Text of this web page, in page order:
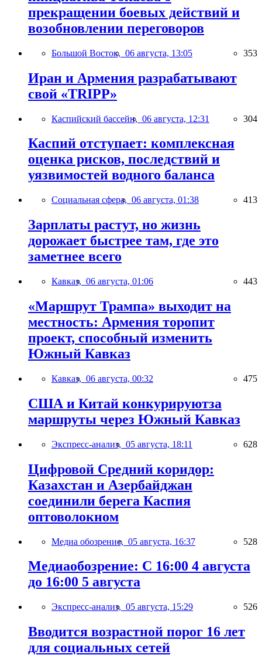
прекращении боевых действий и
возобновлении переговоров
Большой Восток, 06 августа, 13:05 353
Иран и Армения разрабатывают
свой «TRIPP»
Каспийский бассейн, 06 августа, 12:31 304
Каспий отступает: комплексная
оценка рисков, последствий и
уязвимостей водного баланса
Социальная сфера, 06 августа, 01:38 413
Зарплаты растут, но жизнь
дорожает быстрее там, где это
заметнее всего
Кавказ, 06 августа, 01:06 443
«Маршрут Трампа» выходит на
местность: Армения торопит
проект, способный изменить
Южный Кавказ
Кавказ, 06 августа, 00:32 475
США и Китай конкурируютза
маршруты через Южный Кавказ
Экспресс-анализ, 05 августа, 18:11 628
Цифровой Средний коридор:
Казахстан и Азербайджан
соединили берега Каспия
оптоволокном
Медиа обозрение, 05 августа, 16:37 528
Медиаобозрение: С 16:00 4 августа
до 16:00 5 августа
Экспресс-анализ, 05 августа, 15:29 526
Вводится возрастной порог 16 лет
для социальных сетей